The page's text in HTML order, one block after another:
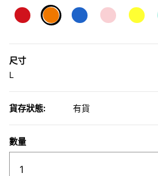
尺寸
L
貨存狀態: 有貨
數量